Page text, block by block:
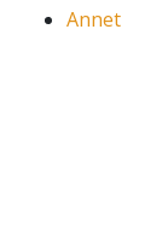
Annet